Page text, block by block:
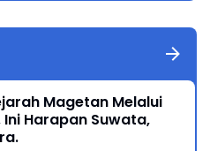
Magetan Melalui
Ini Harapan Suwata,